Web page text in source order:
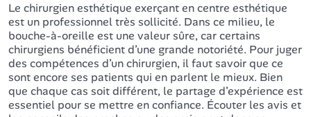
Le chirurgien esthétique exerçant en centre esthétique
est un professionnel très sollicité. Dans ce milieu, le
bouche-à-oreille est une valeur sûre, car certains
chirurgiens bénéficient d’une grande notoriété. Pour juger
des compétences d’un chirurgien, il faut savoir que ce
sont encore ses patients qui en parlent le mieux. Bien
que chaque cas soit différent, le partage d’expérience est
essentiel pour se mettre en confiance. Écouter les avis et